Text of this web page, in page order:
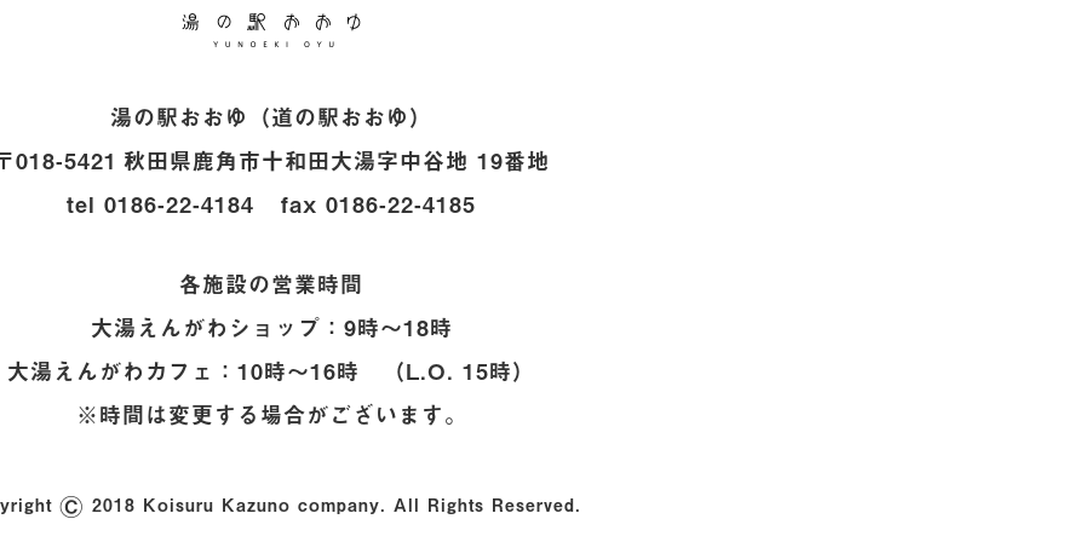
湯の駅おおゆ（道の駅おおゆ）
018-5421 秋田県鹿角市十和田大湯字中谷地 19番地
tel 0186-22-4184 fax 0186-22-4185
各施設の営業時間
大湯えんがわショップ：9時〜18時
大湯えんがわカフェ：10時〜16時 （L.O. 15時）
※時間は変更する場合がございます。
© 2018 Koisuru Kazuno company. All Rights Reserved.